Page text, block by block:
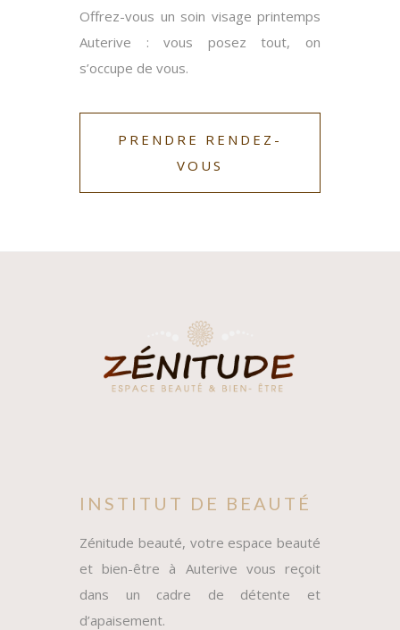
Offrez-vous un soin visage printemps
Auterive : vous posez tout, on
s’occupe de vous.
PRENDRE RENDEZ-
VOUS
INSTITUT DE BEAUTÉ
Zénitude beauté, votre espace beauté
et bien-être à Auterive vous reçoit
dans un cadre de détente et
d’apaisement.